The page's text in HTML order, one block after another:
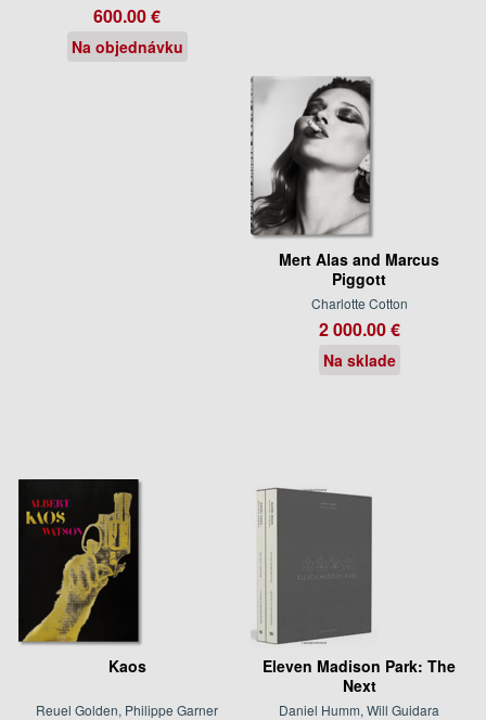
600.00 €
Na objednávku
Mert Alas and Marcus
Piggott
Charlotte Cotton
2 000.00 €
Na sklade
Kaos
Reuel Golden, Philippe Garner
Eleven Madison Park: The
Next
Daniel Humm, Will Guidara